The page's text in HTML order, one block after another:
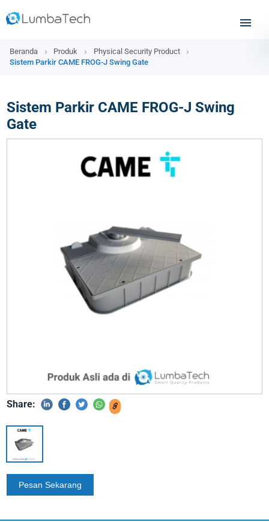
Beranda Produk
Physical Security Product
Sistem Parkir CAME FROG-J Swing Gate
Sistem Parkir CAME FROG-J Swing
Gate
Share: